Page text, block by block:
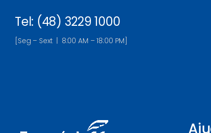
Tel: (48) 3229 1000
[Seg – Sext | 8:00 AM – 18:00 PM]